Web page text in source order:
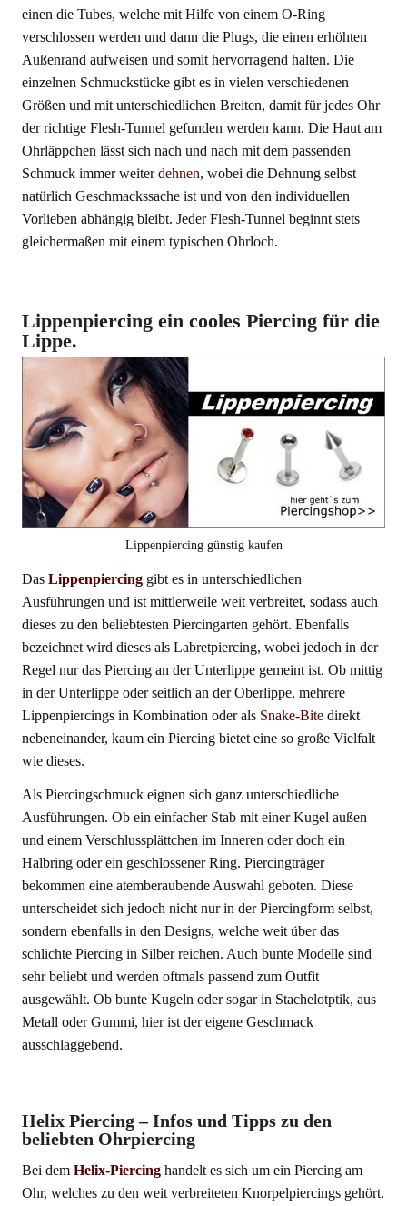
einen die Tubes, welche mit Hilfe von einem O-Ring
verschlossen werden und dann die Plugs, die einen erhöhten
Außenrand aufweisen und somit hervorragend halten. Die
einzelnen Schmuckstücke gibt es in vielen verschiedenen
Größen und mit unterschiedlichen Breiten, damit für jedes Ohr
der richtige Flesh-Tunnel gefunden werden kann. Die Haut am
Ohrläppchen lässt sich nach und nach mit dem passenden
Schmuck immer weiterdehnen, wobei die Dehnung selbst
natürlich Geschmackssache ist und von den individuellen
Vorlieben abhängig bleibt. Jeder Flesh-Tunnel beginnt stets
gleichermaßen mit einem typischen Ohrloch.
Lippenpiercing ein cooles Piercing für die
Lippe.
Lippenpiercing günstig kaufen
Das Lippenpiercing gibt es in unterschiedlichen
Ausführungen und ist mittlerweile weit verbreitet, sodass auch
dieses zu den beliebtesten Piercingarten gehört. Ebenfalls
bezeichnet wird dieses als Labretpiercing, wobei jedoch in der
Regel nur das Piercing an der Unterlippe gemeint ist. Ob mittig
in der Unterlippe oder seitlich an der Oberlippe, mehrere
Lippenpiercings in Kombination oder als Snake-Bite direkt
nebeneinander, kaum ein Piercing bietet eine so große Vielfalt
wie dieses.
Als Piercingschmuck eignen sich ganz unterschiedliche
Ausführungen. Ob ein einfacher Stab mit einer Kugel außen
und einem Verschlussplättchen im Inneren oder doch ein
Halbring oder ein geschlossener Ring. Piercingträger
bekommen eine atemberaubende Auswahl geboten. Diese
unterscheidet sich jedoch nicht nur in der Piercingform selbst,
sondern ebenfalls in den Designs, welche weit über das
schlichte Piercing in Silber reichen. Auch bunte Modelle sind
sehr beliebt und werden oftmals passend zum Outfit
ausgewählt. Ob bunte Kugeln oder sogar in Stachelotptik, aus
Metall oder Gummi, hier ist der eigene Geschmack
ausschlaggebend.
Helix Piercing – Infos und Tipps zu den
beliebten Ohrpiercing
Bei dem Helix-Piercing handelt es sich um ein Piercing am
Ohr, welches zu den weit verbreiteten Knorpelpiercings gehört.